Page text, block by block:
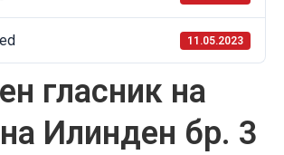
11.05.2023
гласник на
Илинден бр. 3